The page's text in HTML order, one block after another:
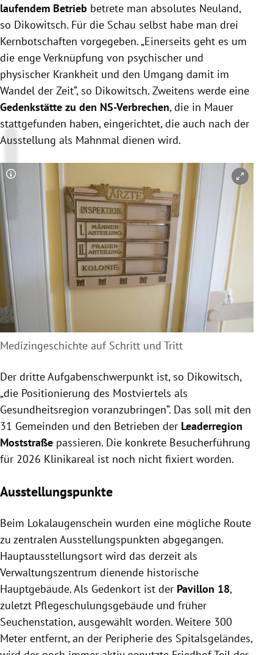
laufendem Betrieb betrete man absolutes Neuland,
so Dikowitsch. Für die Schau selbst habe man drei
Kernbotschaften vorgegeben. „Einerseits geht es um
die enge Verknüpfung von psychischer und
physischer Krankheit und den Umgang damit im
Wandel der Zeit“, so Dikowitsch. Zweitens werde eine
Gedenkstätte zu den NS-Verbrechen, die in Mauer
stattgefunden haben, eingerichtet, die auch nach der
Ausstellung als Mahnmal dienen wird.
Copyright-Hinweis öffnen/schließen
Medizingeschichte auf Schritt und Tritt
Der dritte Aufgabenschwerpunkt ist, so Dikowitsch,
„die Positionierung des Mostviertels als
Gesundheitsregion voranzubringen“. Das soll mit den
31 Gemeinden und den Betrieben der Leaderregion
Moststraße passieren. Die konkrete Besucherführung
für 2026 Klinikareal ist noch nicht fixiert worden.
Ausstellungspunkte
Beim Lokalaugenschein wurden eine mögliche Route
zu zentralen Ausstellungspunkten abgegangen.
Hauptausstellungsort wird das derzeit als
Verwaltungszentrum dienende historische
Hauptgebäude. Als Gedenkort ist der Pavillon 18,
zuletzt Pflegeschulungsgebäude und früher
Seuchenstation, ausgewählt worden. Weitere 300
Meter entfernt, an der Peripherie des Spitalsgeländes,